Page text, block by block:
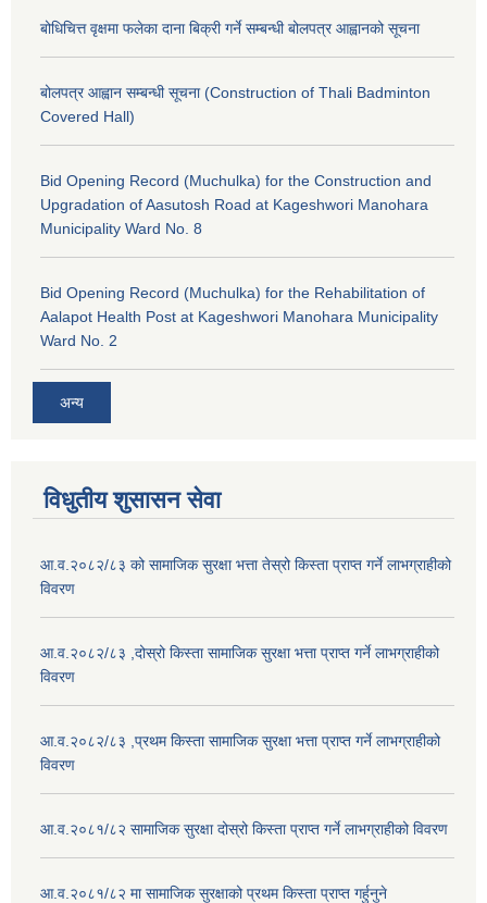
बोधिचित्त वृक्षमा फलेका दाना बिक्री गर्ने सम्बन्धी बोलपत्र आह्वानको सूचना
बोलपत्र आह्वान सम्बन्धी सूचना (Construction of Thali Badminton
Covered Hall)
Bid Opening Record (Muchulka) for the Construction and
Upgradation of Aasutosh Road at Kageshwori Manohara
Municipality Ward No. 8
Bid Opening Record (Muchulka) for the Rehabilitation of
Aalapot Health Post at Kageshwori Manohara Municipality
Ward No. 2
अन्य
विधुतीय शुसासन सेवा
आ.व.२०८२/८३ को सामाजिक सुरक्षा भत्ता तेस्रो किस्ता प्राप्त गर्ने लाभग्राहीको
विवरण
आ.व.२०८२/८३ ,दोस्रो किस्ता सामाजिक सुरक्षा भत्ता प्राप्त गर्ने लाभग्राहीको
विवरण
आ.व.२०८२/८३ ,प्रथम किस्ता सामाजिक सुरक्षा भत्ता प्राप्त गर्ने लाभग्राहीको
विवरण
आ.व.२०८१/८२ सामाजिक सुरक्षा दोस्रो किस्ता प्राप्त गर्ने लाभग्राहीको विवरण
आ.व.२०८१/८२ मा सामाजिक सुरक्षाको प्रथम किस्ता प्राप्त गर्हुनुने